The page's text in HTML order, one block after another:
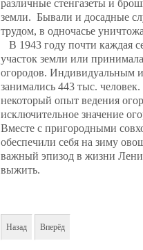
различные стенгазеты и
земли. Бывали и досадные
трудом, в одночасье
В 1943 году почти каждая
участок земли или
огородов. Индивидуальным
занимались 443 тыс.
некоторый опыт ведения
исключительное значение
Вместе с пригородными
обеспечили себя на зиму
важный эпизод в жизни
выжить.
Назад Вперёд